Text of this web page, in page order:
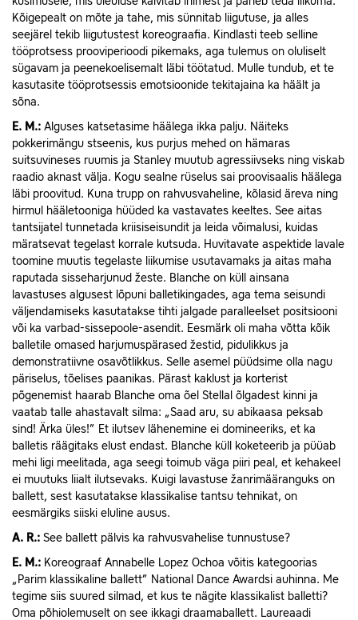
Kõigepealt on mõte ja tahe, mis sünnitab liigutuse, ja alles
seejärel tekib liigutustest koreograafia. Kindlasti teeb selline
tööprotsess prooviperioodi pikemaks, aga tulemus on oluliselt
sügavam ja peenekoelisemalt läbi töötatud. Mulle tundub, et te
kasutasite tööprotsessis emotsioonide tekitajaina ka häält ja
sõna.
E. M.: Alguses katsetasime häälega ikka palju. Näiteks
pokkerimängu stseenis, kus purjus mehed on hämaras
suitsuvineses ruumis ja Stanley muutub agressiivseks ning viskab
raadio aknast välja. Kogu sealne rüselus sai proovisaalis häälega
läbi proovitud. Kuna trupp on rahvusvaheline, kõlasid äreva ning
hirmul hääletooniga hüüded ka vastavates keeltes. See aitas
tantsijatel tunnetada kriisiseisundit ja leida võimalusi, kuidas
märatsevat tegelast korrale kutsuda. Huvitavate aspektide lavale
toomine muutis tegelaste liikumise usutavamaks ja aitas maha
raputada sisseharjunud žeste. Blanche on küll ainsana
lavastuses algusest lõpuni balletikingades, aga tema seisundi
väljendamiseks kasutatakse tihti jalgade paralleelset positsiooni
või ka varbad-sissepoole-asendit. Eesmärk oli maha võtta kõik
balletile omased harjumuspärased žestid, pidulikkus ja
demonstratiivne osavõtlikkus. Selle asemel püüdsime olla nagu
päriselus, tõelises paanikas. Pärast kaklust ja korterist
põgenemist haarab Blanche oma õel Stellal õlgadest kinni ja
vaatab talle ahastavalt silma: „Saad aru, su abikaasa peksab
sind! Ärka üles!” Et ilutsev lähenemine ei domineeriks, et ka
balletis räägitaks elust endast. Blanche küll koketeerib ja püüab
mehi ligi meelitada, aga seegi toimub väga piiri peal, et kehakeel
ei muutuks liialt ilutsevaks. Kuigi lavastuse žanrimääranguks on
ballett, sest kasutatakse klassikalise tantsu tehnikat, on
eesmärgiks siiski eluline ausus.
A. R.: See ballett pälvis ka rahvusvahelise tunnustuse?
E. M.: Koreograaf Annabelle Lopez Ochoa võitis kategoorias
„Parim klassikaline ballett” National Dance Awardsi auhinna. Me
tegime siis suured silmad, et kus te nägite klassikalist balletti?
Oma põhiolemuselt on see ikkagi draamaballett. Laureaadi